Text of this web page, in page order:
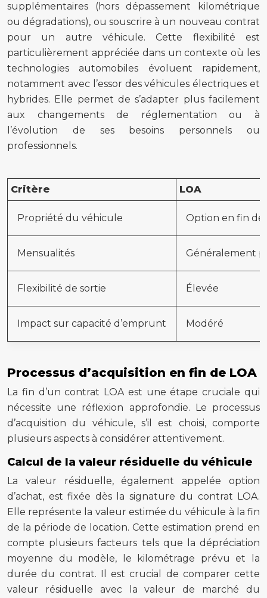
supplémentaires (hors dépassement kilométrique
ou dégradations), ou souscrire à un nouveau contrat
pour un autre véhicule. Cette flexibilité est
particulièrement appréciée dans un contexte où les
technologies automobiles évoluent rapidement,
notamment avec l’essor des véhicules électriques et
hybrides. Elle permet de s’adapter plus facilement
aux changements de réglementation ou à
l’évolution de ses besoins personnels ou
professionnels.
Critère LOA
Propriété du véhicule Option en fin
Mensualités Généralement
Flexibilité de sortie Élevée
Impact sur capacité d’emprunt Modéré
Processus d’acquisition en fin de LOA
La fin d’un contrat LOA est une étape cruciale qui
nécessite une réflexion approfondie. Le processus
d’acquisition du véhicule, s’il est choisi, comporte
plusieurs aspects à considérer attentivement.
Calcul de la valeur résiduelle du véhicule
La valeur résiduelle, également appelée option
d’achat, est fixée dès la signature du contrat LOA.
Elle représente la valeur estimée du véhicule à la fin
de la période de location. Cette estimation prend en
compte plusieurs facteurs tels que la dépréciation
moyenne du modèle, le kilométrage prévu et la
durée du contrat. Il est crucial de comparer cette
valeur résiduelle avec la valeur de marché du